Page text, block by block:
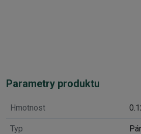
Parametry produktu
Hmotnost
Typ